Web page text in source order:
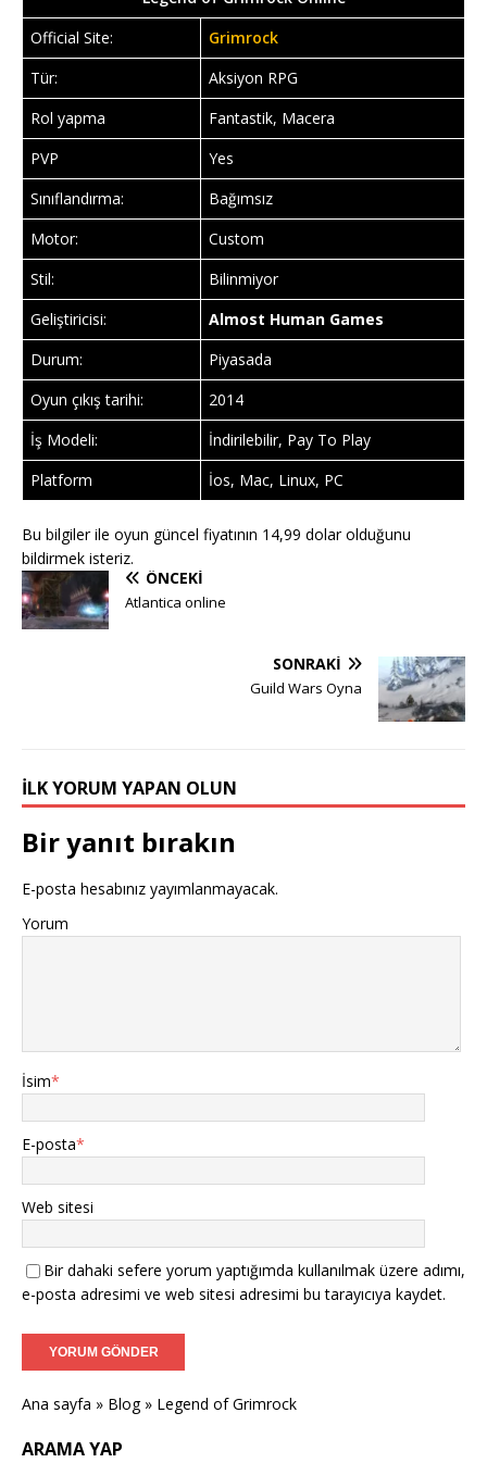
Official Site:
Grimrock
Tür:
Aksiyon RPG
Rol yapma
Fantastik, Macera
PVP
Yes
Sınıflandırma:
Bağımsız
Motor:
Custom
Stil:
Bilinmiyor
Geliştiricisi:
Almost Human Games
Durum:
Piyasada
Oyun çıkış tarihi:
2014
İş Modeli:
İndirilebilir, Pay To Play
Platform
İos, Mac, Linux, PC
Bu bilgiler ile oyun güncel fiyatının 14,99 dolar olduğunu
bildirmek isteriz.
ÖNCEKI
Atlantica online
SONRAKI
Guild Wars Oyna
İLK YORUM YAPAN OLUN
Bir yanıt bırakın
E-posta hesabınız yayımlanmayacak.
Yorum
İsim*
E-posta*
Web sitesi
Bir dahaki sefere yorum yaptığımda kullanılmak üzere adımı,
e-posta adresimi ve web sitesi adresimi bu tarayıcıya kaydet.
Ana sayfa » Blog» Legend of Grimrock
ARAMA YAP